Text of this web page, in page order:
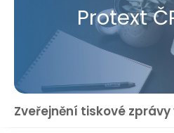
Protext
Zveřejnění tiskové